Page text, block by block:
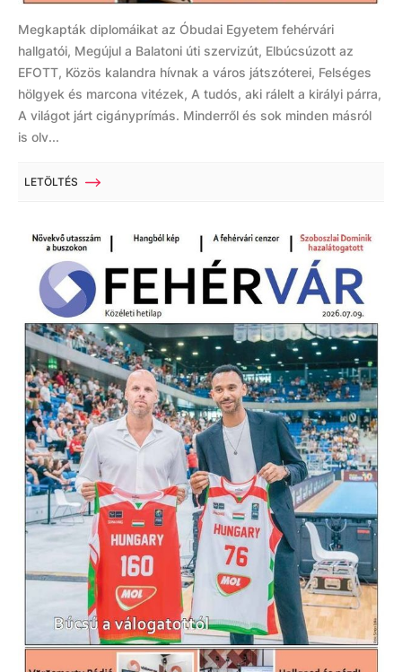
Megkapták diplomáikat az Óbudai Egyetem fehérvári
hallgatói, Megújul a Balatoni úti szervizút, Elbúcsúzott az
EFOTT, Közös kalandra hívnak a város játszóterei, Felséges
hölgyek és marcona vitézek, A tudós, aki rálelt a királyi párra,
A világot járt cigányprímás. Minderről és sok minden másról
is olv...
LETÖLTÉS